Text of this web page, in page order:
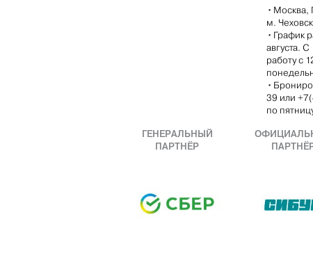
• Москва,
м.
• График
августа.
работу с
•
39 или
по
ГЕНЕРАЛЬНЫЙ
ПАРТНЁР